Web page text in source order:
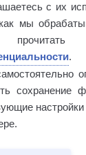
влияет на
маршрут
замерзать
с их
мы
.
сохранение